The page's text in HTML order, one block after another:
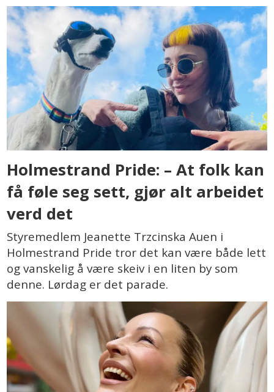
Holmestrand Pride: – At folk kan
få føle seg sett, gjør alt arbeidet
verd det
Styremedlem Jeanette Trzcinska Auen i
Holmestrand Pride tror det kan være både lett
og vanskelig å være skeiv i en liten by som
denne. Lørdag er det parade.